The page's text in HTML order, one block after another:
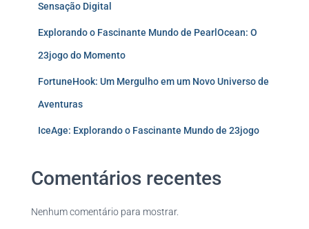
Sensação Digital
Explorando o Fascinante Mundo de PearlOcean: O
23jogo do Momento
FortuneHook: Um Mergulho em um Novo Universo de
Aventuras
IceAge: Explorando o Fascinante Mundo de 23jogo
Comentários recentes
Nenhum comentário para mostrar.